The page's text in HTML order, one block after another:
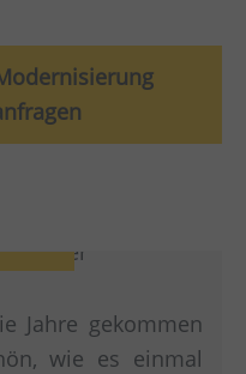
Jahre gekommen
wie es einmal